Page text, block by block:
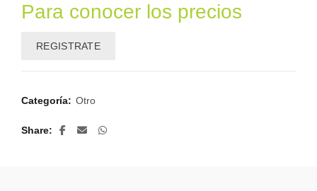
Para conocer los precios
REGISTRATE
Categoría: Otro
Share